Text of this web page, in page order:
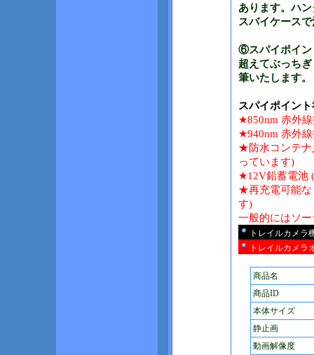
あります。ハ
スバイケース
⑥スパイポイン
超えてぶっち
筆いたします。
スパイポイン
★850nm 赤外
★940nm 赤外
★防水コンテナ
っています)
★12V鉛蓄電池
★再充電可能な
す)
一般的にはソ
トレイルカメラ
トレイルカメラ
商品名
商品ID
本体サイズ
静止画
動画解像度